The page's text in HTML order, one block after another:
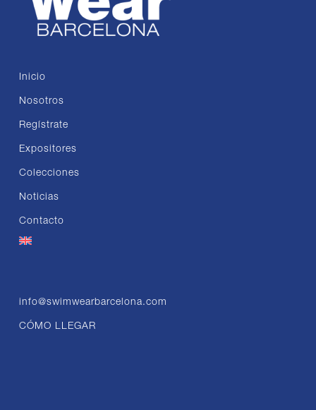
Inicio
Nosotros
Regístrate
Expositores
Colecciones
Noticias
Contacto
info@swimwearbarcelona.com
CÓMO LLEGAR